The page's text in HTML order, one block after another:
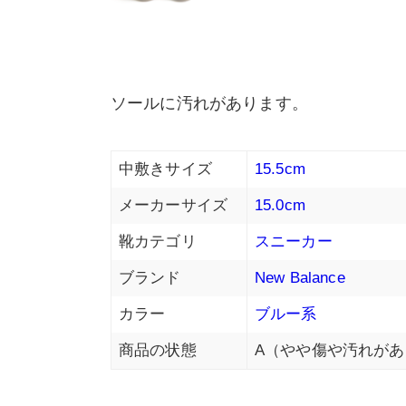
ソールに汚れがあります。
中敷きサイズ 15.5cm
メーカーサイズ 15.0cm
靴カテゴリ スニーカー
ブランド New Balance
カラー ブルー系
商品の状態 A（やや傷や汚れが